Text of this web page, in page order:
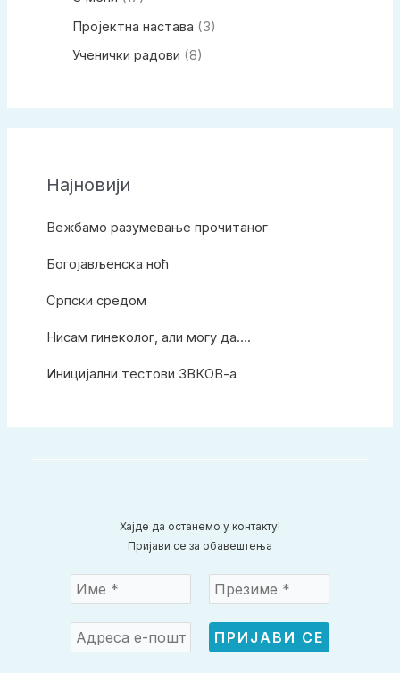
Пројектна настава (3)
Ученички радови (8)
Најновији
Вежбамо разумевање прочитаног
Богојављенска ноћ
Српски средом
Нисам гинеколог, али могу да….
Иницијални тестови ЗВКОВ-а
Хајде да останемо у контакту!
Пријави се за обавештења